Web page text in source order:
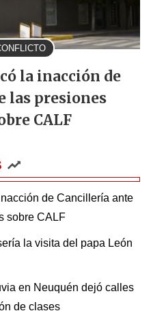
la inacción de
las presiones
CALF
de Cancillería ante
sobre CALF
la visita del papa León
en Neuquén dejó calles
de clases